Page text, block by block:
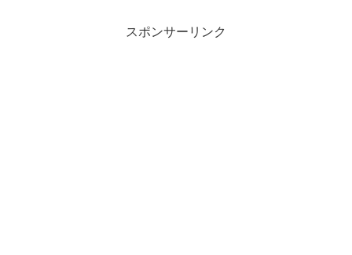
スポンサーリンク